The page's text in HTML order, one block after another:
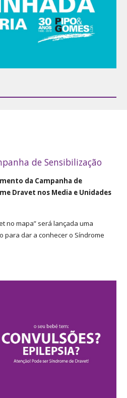
de Sensibilização
da Campanha de
Dravet nos Media e Unidades
no mapa” será lançada uma
para dar a conhecer o Síndrome